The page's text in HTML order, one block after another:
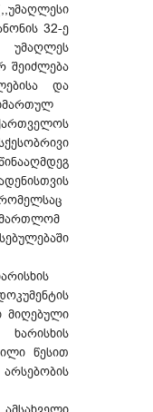
32-ე
უმაღლეს
შეიძლება
და
მიღებული
წესით